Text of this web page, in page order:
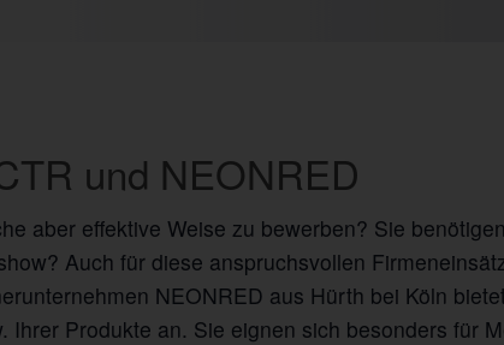
und NEONRED
aber effektive Weise zu bewerben? Sie
Auch für diese anspruchsvollen
NEONRED aus Hürth bei Köln
Produkte an. Sie eignen sich besonders für